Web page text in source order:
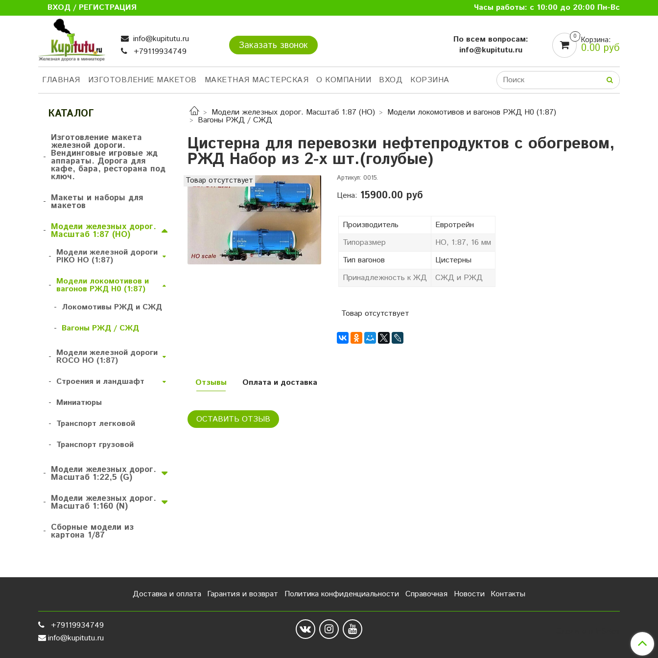
ВХОД / РЕГИСТРАЦИЯ Часы работы: с 10:00 до 20:00 Пн-Вс
info@kupitutu.ru
+79119934749
Заказать звонок
По всем вопросам:
info@kupitutu.ru
0 Корзина:
0.00 руб
ГЛАВНАЯ ИЗГОТОВЛЕНИЕ МАКЕТОВ МАКЕТНАЯ МАСТЕРСКАЯ О КОМПАНИИ ВХОД КОРЗИНА
Модели железных дорог. Масштаб 1:87 (HO) Модели локомотивов и вагонов РЖД H0 (1:87)
Вагоны РЖД / СЖД
Цистерна для перевозки нефтепродуктов с обогревом,
РЖД Набор из 2-х шт.(голубые)
Товар отсутствует Артикул: 0015.
Цена: 15900.00 руб
Производитель
Евротрейн
Типоразмер
HO, 1:87, 16 мм
Тип вагонов
Цистерны
Принадлежность к ЖД
СЖД и РЖД
Товар отсутствует
Отзывы
ОСТАВИТЬ ОТЗЫВ
Оплата и доставка
КАТАЛОГ
-
Изготовление макета
железной дороги.
Вендинговые игровые жд
аппараты. Дорога для
кафе, бара, ресторана под
ключ.
- Макеты и наборы для
макетов
- Модели железных дорог.
Масштаб 1:87 (HO)
- Модели железной дороги
PIKO HO (1:87)
- Модели локомотивов и
вагонов РЖД H0 (1:87)
- Локомотивы РЖД и СЖД
- Вагоны РЖД / СЖД
- Модели железной дороги
ROCO HO (1:87)
- Строения и ландшафт
- Миниатюры
- Транспорт легковой
- Транспорт грузовой
- Модели железных дорог.
Масштаб 1:22,5 (G)
- Модели железных дорог.
Масштаб 1:160 (N)
- Сборные модели из
картона 1/87
Доставка и оплата Гарантия и возврат Политика конфиденциальности Справочная Новости Контакты
+79119934749
info@kupitutu.ru